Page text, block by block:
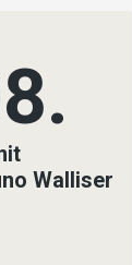
Walliser